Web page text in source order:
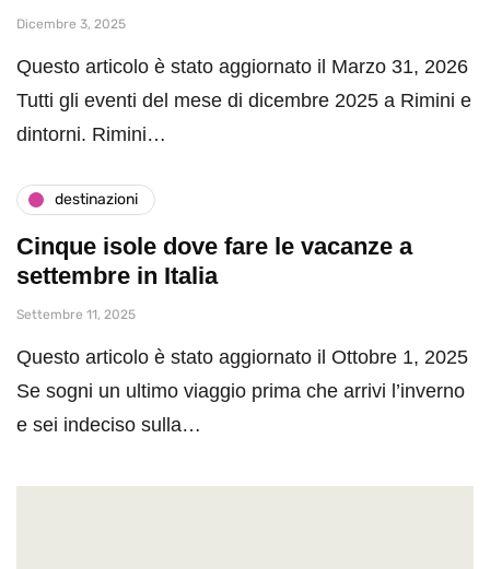
Dicembre 3, 2025
Questo articolo è stato aggiornato il Marzo 31, 2026
Tutti gli eventi del mese di dicembre 2025 a Rimini e
dintorni. Rimini…
destinazioni
Cinque isole dove fare le vacanze a
settembre in Italia
Settembre 11, 2025
Questo articolo è stato aggiornato il Ottobre 1, 2025
Se sogni un ultimo viaggio prima che arrivi l’inverno
e sei indeciso sulla…